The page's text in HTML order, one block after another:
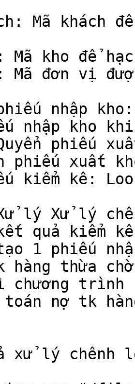
Mã khách
Mã kho để
đơn vị
nhập
nhập kho
phiếu
phiếu xuất
kiểm kê:
lý Xử lý
quả kiểm
1 phiếu
hàng thừa
trình
toán nợ tk
xử lý chênh